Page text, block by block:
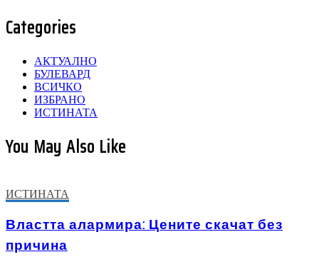
Categories
АКТУАЛНО
БУЛЕВАРД
ВСИЧКО
ИЗБРАНО
ИСТИНАТА
You May Also Like
ИСТИНАТА
Властта алармира: Цените скачат без
причина